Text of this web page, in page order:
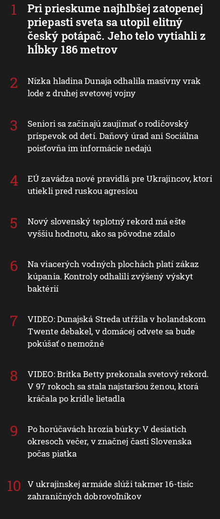
Pri prieskume najhlbšej zatopenej
priepasti sveta sa utopil elitný
český potápač. Jeho telo vytiahli z
hĺbky 186 metrov
Nízka hladina Dunaja odhalila masívny vrak
lode z druhej svetovej vojny
Seniori sa začínajú zaujímať o rodičovský
príspevok od detí. Daňový úrad ani Sociálna
poisťovňa im informácie nedajú
EÚ zavádza nové pravidlá pre Ukrajincov, ktorí
utiekli pred ruskou agresiou
Nový slovenský teplotný rekord má ešte
vyššiu hodnotu, ako sa pôvodne zdalo
Na viacerých vodných plochách platí zákaz
kúpania. Kontroly odhalili zvýšený výskyt
baktérií
VIDEO: Dunajská Streda utŕžila v holandskom
Twente debakel, v domácej odvete sa bude
pokúšať o nemožné
VIDEO: Britka Betty prekonala svetový rekord.
V 97 rokoch sa stala najstaršou ženou, ktorá
kráčala po krídle lietadla
Po horúčavách hrozia búrky: V desiatich
okresoch večer, v značnej časti Slovenska
počas piatka
V ukrajinskej armáde slúži takmer 16-tisíc
zahraničných dobrovoľníkov